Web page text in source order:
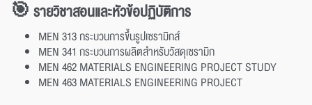
🎯 รายวิชาสอนและหัวข้อปฏิบัติการ
MEN 313 กระบวนการขึ้นรูปเซรามิกส์
MEN 341 กระบวนการผลิตสำหรับวัสดุเซรามิก
MEN 462 MATERIALS ENGINEERING PROJECT STUDY
MEN 463 MATERIALS ENGINEERING PROJECT